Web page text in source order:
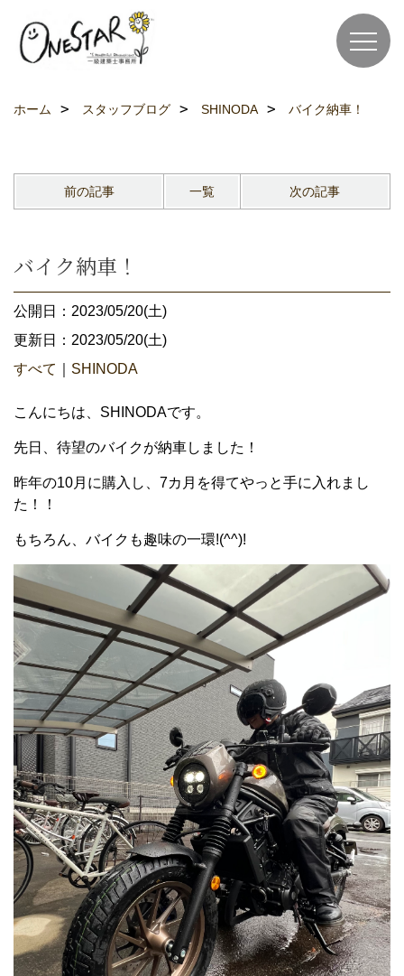
ホーム スタッフブログ SHINODA バイク納車！
前の記事 一覧 次の記事
バイク納車！
公開日：2023/05/20(土)
更新日：2023/05/20(土)
すべて
SHINODA
こんにちは、SHINODAです。
先日、待望のバイクが納車しました！
昨年の10月に購入し、7カ月を得てやっと手に入れまし
た！！
もちろん、バイクも趣味の一環!(^^)!